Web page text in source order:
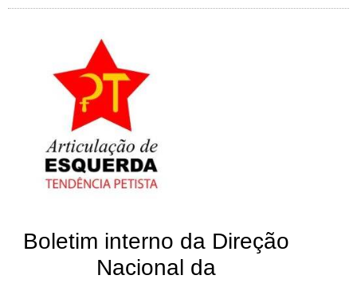
Boletim interno da Direção
Nacional da